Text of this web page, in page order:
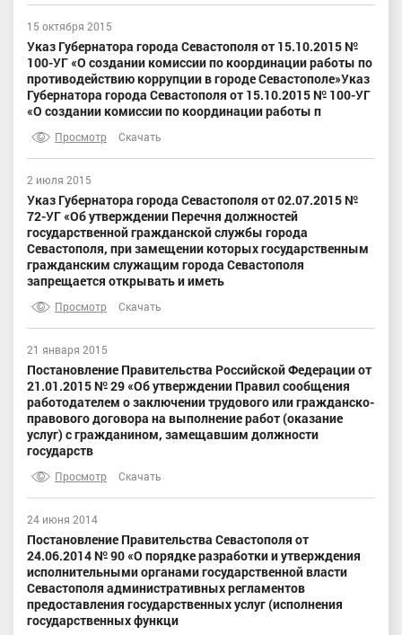
15 октября 2015
Указ Губернатора города Севастополя от 15.10.2015 №
100-УГ «О создании комиссии по координации работы по
противодействию коррупции в городе Севастополе»Указ
Губернатора города Севастополя от 15.10.2015 № 100-УГ
«О создании комиссии по координации работы п
Просмотр Скачать
2 июля 2015
Указ Губернатора города Севастополя от 02.07.2015 №
72-УГ «Об утверждении Перечня должностей
государственной гражданской службы города
Севастополя, при замещении которых государственным
гражданским служащим города Севастополя
запрещается открывать и иметь
Просмотр Скачать
21 января 2015
Постановление Правительства Российской Федерации от
21.01.2015 № 29 «Об утверждении Правил сообщения
работодателем о заключении трудового или гражданско-
правового договора на выполнение работ (оказание
услуг) с гражданином, замещавшим должности
государств
Просмотр Скачать
24 июня 2014
Постановление Правительства Севастополя от
24.06.2014 № 90 «О порядке разработки и утверждения
исполнительными органами государственной власти
Севастополя административных регламентов
предоставления государственных услуг (исполнения
государственных функци